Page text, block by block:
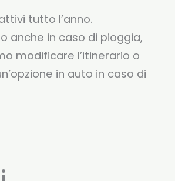
tutto l’anno.
anche in caso di pioggia,
modificare l’itinerario o
in auto in caso di